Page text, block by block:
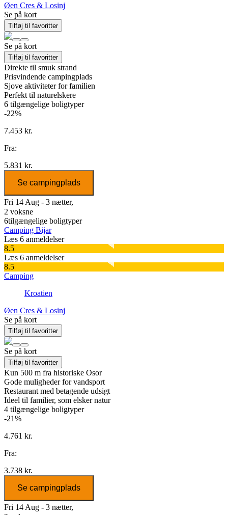
Øen Cres & Losinj
Se på kort
Tilføj til favoritter
Se på kort
Tilføj til favoritter
Direkte til smuk strand
Prisvindende campingplads
Sjove aktiviteter for familien
Perfekt til naturelskere
6 tilgængelige boligtyper
-22%
7.453 kr.
Fra:
5.831 kr.
Se campingplads
Fri 14 Aug - 3 nætter,
2 voksne
6tilgængelige boligtyper
Camping Bijar
Læs 6 anmeldelser
8.5
Læs 6 anmeldelser
8.5
Camping
Kroatien
Øen Cres & Losinj
Se på kort
Tilføj til favoritter
Se på kort
Tilføj til favoritter
Kun 500 m fra historiske Osor
Gode muligheder for vandsport
Restaurant med betagende udsigt
Ideel til familier, som elsker natur
4 tilgængelige boligtyper
-21%
4.761 kr.
Fra:
3.738 kr.
Se campingplads
Fri 14 Aug - 3 nætter,